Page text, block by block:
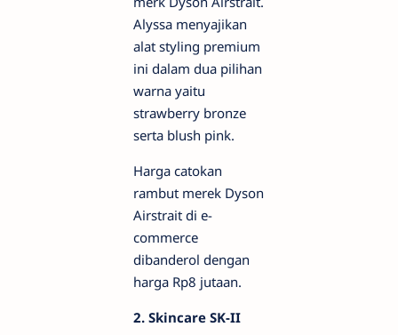
Alyssa menyajikan
alat styling premium
ini dalam dua pilihan
warna yaitu
strawberry bronze
serta blush pink.
Harga catokan
rambut merek Dyson
Airstrait di e-
commerce
dibanderol dengan
harga Rp8 jutaan.
2. Skincare SK-II